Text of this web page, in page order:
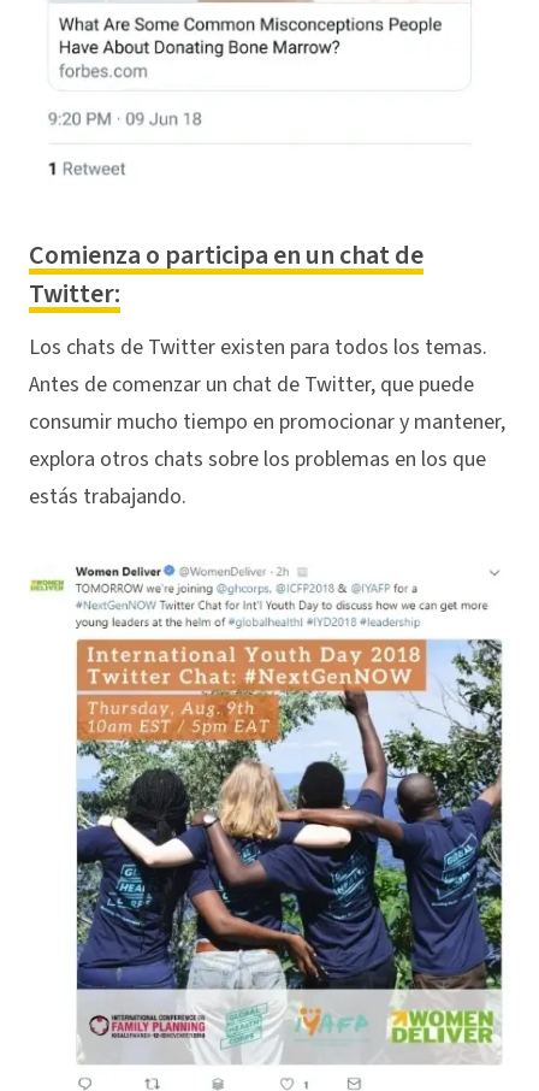
Comienza o participa en un chat de
Twitter:
Los chats de Twitter existen para todos los temas.
Antes de comenzar un chat de Twitter, que puede
consumir mucho tiempo en promocionar y mantener,
explora otros chats sobre los problemas en los que
estás trabajando.